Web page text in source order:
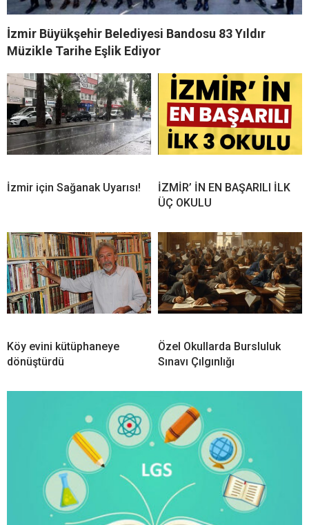
İzmir Büyükşehir Belediyesi Bandosu 83 Yıldır
Müzikle Tarihe Eşlik Ediyor
İzmir için Sağanak Uyarısı!
İZMİR’ İN EN BAŞARILI İLK
ÜÇ OKULU
Köy evini kütüphaneye
dönüştürdü
Özel Okullarda Bursluluk
Sınavı Çılgınlığı